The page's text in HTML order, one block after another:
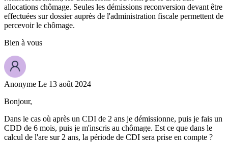
allocations chômage. Seules les démissions reconversion devant être
effectuées sur dossier auprès de l'administration fiscale permettent de
percevoir le chômage.
Bien à vous
Anonyme Le 13 août 2024
Bonjour,
Dans le cas où après un CDI de 2 ans je démissionne, puis je fais un
CDD de 6 mois, puis je m'inscris au chômage. Est ce que dans le
calcul de l'are sur 2 ans, la période de CDI sera prise en compte ?